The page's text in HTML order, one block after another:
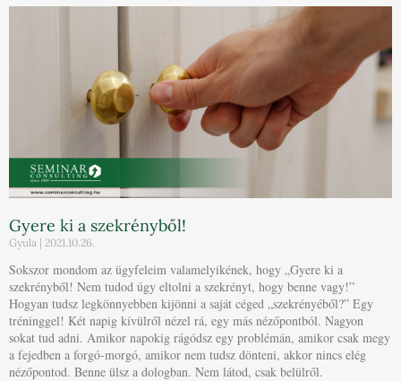
Gyere ki a szekrényből!
Gyula 2021.10.26.
Sokszor mondom az ügyfeleim valamelyikének, hogy „Gyere ki a
szekrényből! Nem tudod úgy eltolni a szekrényt, hogy benne vagy!”
Hogyan tudsz legkönnyebben kijönni a saját céged „szekrényéből?” Egy
tréninggel! Két napig kívülről nézel rá, egy más nézőpontból. Nagyon
sokat tud adni. Amikor napokig rágódsz egy problémán, amikor csak megy
a fejedben a forgó-morgó, amikor nem tudsz dönteni, akkor nincs elég
nézőpontod. Benne ülsz a dologban. Nem látod, csak belülről.